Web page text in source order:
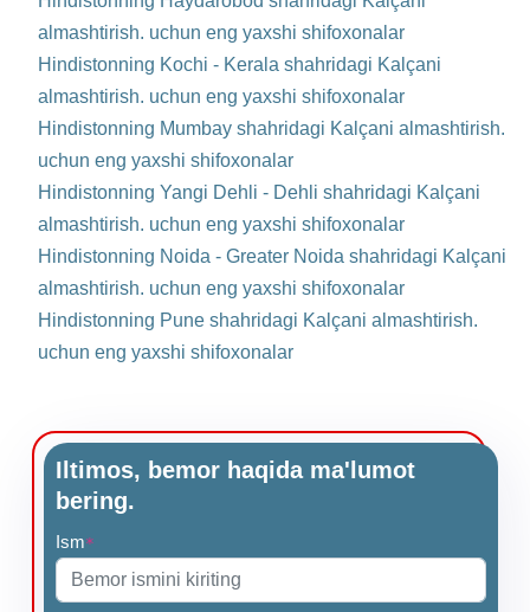
almashtirish. uchun eng yaxshi shifoxonalar
Hindistonning Kochi - Kerala shahridagi Kalçani
almashtirish. uchun eng yaxshi shifoxonalar
Hindistonning Mumbay shahridagi Kalçani almashtirish.
uchun eng yaxshi shifoxonalar
Hindistonning Yangi Dehli - Dehli shahridagi Kalçani
almashtirish. uchun eng yaxshi shifoxonalar
Hindistonning Noida - Greater Noida shahridagi Kalçani
almashtirish. uchun eng yaxshi shifoxonalar
Hindistonning Pune shahridagi Kalçani almashtirish.
uchun eng yaxshi shifoxonalar
Iltimos, bemor haqida ma'lumot
bering.
Ism*